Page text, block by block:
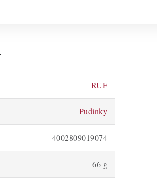
RUF
Pudinky
4002809019074
66 g